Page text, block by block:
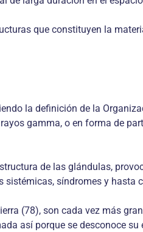
que constituyen la
la definición de la
gamma, o en forma de
de las glándulas,
síndromes y hasta
(78), son cada vez más
así porque se desconoce